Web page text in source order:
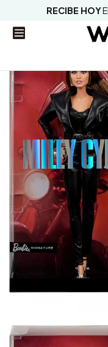
RECIBE HOY